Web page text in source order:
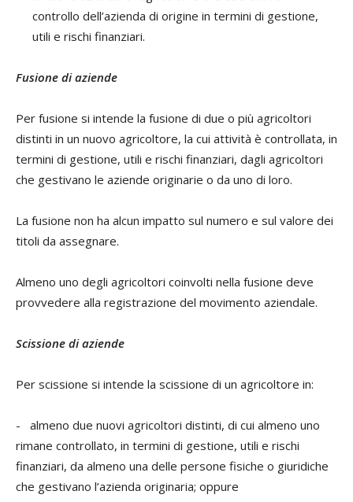
controllo dell’azienda di origine in termini di gestione,
utili e rischi finanziari.
Fusione di aziende
Per fusione si intende la fusione di due o più agricoltori
distinti in un nuovo agricoltore, la cui attività è controllata, in
termini di gestione, utili e rischi finanziari, dagli agricoltori
che gestivano le aziende originarie o da uno di loro.
La fusione non ha alcun impatto sul numero e sul valore dei
titoli da assegnare.
Almeno uno degli agricoltori coinvolti nella fusione deve
provvedere alla registrazione del movimento aziendale.
Scissione di aziende
Per scissione si intende la scissione di un agricoltore in:
- almeno due nuovi agricoltori distinti, di cui almeno uno
rimane controllato, in termini di gestione, utili e rischi
finanziari, da almeno una delle persone fisiche o giuridiche
che gestivano l’azienda originaria; oppure